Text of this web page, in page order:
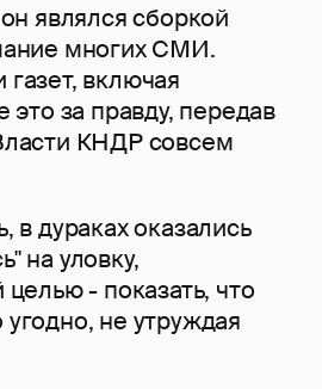
являлся сборкой
многих СМИ.
включая
это за правду, передав
КНДР совсем
в дураках оказались
на уловку,
- показать, что
не утруждая